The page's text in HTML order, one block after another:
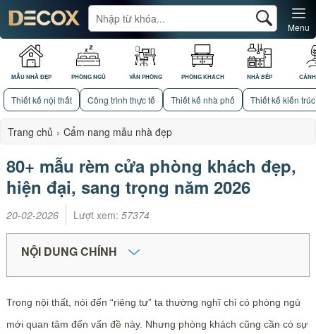
MẪU NHÀ ĐẸP PHÒNG NGỦ VĂN PHÒNG PHÒNG KHÁCH NHÀ BẾP
Menu
Thiết kế nội thất Công trình thực tế Thiết kế nhà phố Thiết kế kiến trúc
Trang chủ › Cẩm nang mẫu nhà đẹp
80+ mẫu rèm cửa phòng khách đẹp,
hiện đại, sang trọng năm 2026
20-02-2026 Lượt xem: 57374
NỘI DUNG CHÍNH
Trong nội thất, nói đến “riêng tư” ta thường nghĩ chỉ có phòng ngủ
mới quan tâm đến vấn đề này. Nhưng phòng khách cũng cần có sự